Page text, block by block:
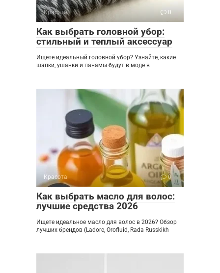
Красота 0
Как выбрать головной убор:
стильный и теплый аксессуар
Ищете идеальный головной убор? Узнайте, какие
шапки, ушанки и панамы будут в моде в
Красота 0
Как выбрать масло для волос:
лучшие средства 2026
Ищете идеальное масло для волос в 2026? Обзор
лучших брендов (Ladore, Orofluid, Rada Russkikh